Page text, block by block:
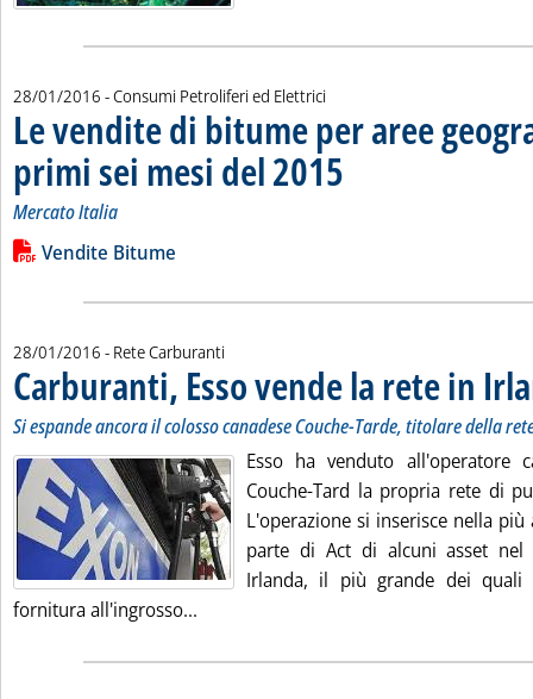
28/01/2016 - Consumi Petroliferi ed Elettrici
Le vendite di bitume per aree
primi sei mesi del 2015 . Sottotitolo: Mercato Italia
. Pubblicata giovedì 28 gennaio
Mercato Italia
Leggi tutta la notizia: 'Le vendite di bitume per aree
Lista allegati PDF alla notizia
Vendite Bitume
28/01/2016 - Rete Carburanti
Carburanti, Esso vende la rete in
Si espande ancora il colosso canadese Couche-Tarde, titolare della
Esso ha venduto all'operatore
Couche-Tard la propria rete di
L'operazione si inserisce nella
parte di Act di alcuni asset
Irlanda, il più grande dei quali
fornitura all'ingrosso...